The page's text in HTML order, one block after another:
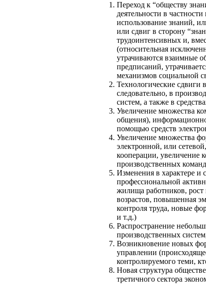
Переход к “обществу
деятельности в
использование знаний,
или сдвиг в сторону
трудоинтенсивных и,
(относительная
утрачиваются взаимные
предписаний,
механизмов социальной
Технологические сдвиги
следовательно, в
систем, а также в
Увеличение множества
общения),
помощью средств
Увеличение множества
электронной, или
кооперации, увеличение
производственных
Изменения в характере и
профессиональной
жилища работников, рост
возрастов, повышенная
контроля труда, новые
и т.д.)
Распространение
производственных
Возникновение новых
управлении
контролируемого теми,
Новая структура
третичного сектора